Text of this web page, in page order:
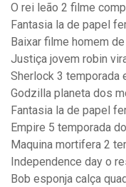
O rei leão 2 filme
Fantasia la de papel
Baixar filme homem
Justiça jovem robin
Sherlock 3 temporada
Godzilla planeta dos
Fantasia la de papel
Empire 5 temporada
Maquina mortifera 2
Independence day o
Bob esponja calça